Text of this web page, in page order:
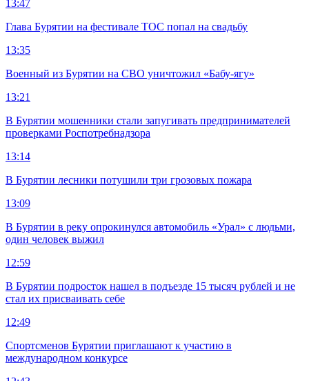
13:47
Глава Бурятии на фестивале ТОС попал на свадьбу
13:35
Военный из Бурятии на СВО уничтожил «Бабу-ягу»
13:21
В Бурятии мошенники стали запугивать предпринимателей
проверками Роспотребнадзора
13:14
В Бурятии лесники потушили три грозовых пожара
13:09
В Бурятии в реку опрокинулся автомобиль «Урал» с людьми,
один человек выжил
12:59
В Бурятии подросток нашел в подъезде 15 тысяч рублей и не
стал их присваивать себе
12:49
Спортсменов Бурятии приглашают к участию в
международном конкурсе